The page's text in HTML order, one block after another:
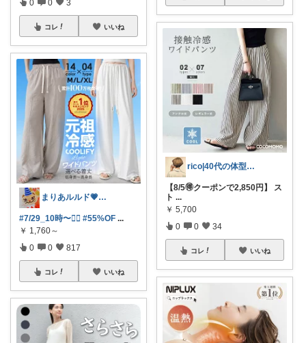
0 0 3
コレ いいね
まりあルルド💗ご購入感謝です💗
#7/29_10時〜❤️‍🔥 #55%OF ...
￥ 1,760～
0 0 817
コレ いいね
rico|40代の体型カバー服と肌
【8/5🉐クーポンで2,850円】 ス
ト ...
￥ 5,700
0 0 34
コレ いいね